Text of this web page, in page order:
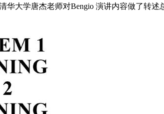
大学唐杰老师对Bengio 演讲内容做了转述